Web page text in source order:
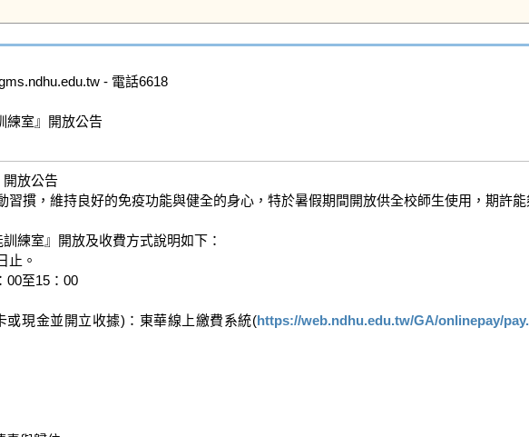
- 電話6618
練室』開放公告
開放公告
習摜，維持良好的免疫功能與健全的身心，特於暑假期間開放供全校師生使用，期許
練室』開放及收費方式說明如下：
止。
00至15：00
現金並開立收據)：東華線上繳費系統(https://web.ndhu.edu.tw/GA/onlinepay/